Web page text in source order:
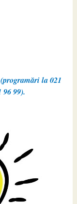
la 021
99).